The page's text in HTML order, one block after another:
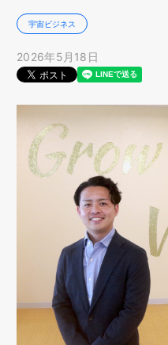
宇宙ビジネス
2026年5月18日